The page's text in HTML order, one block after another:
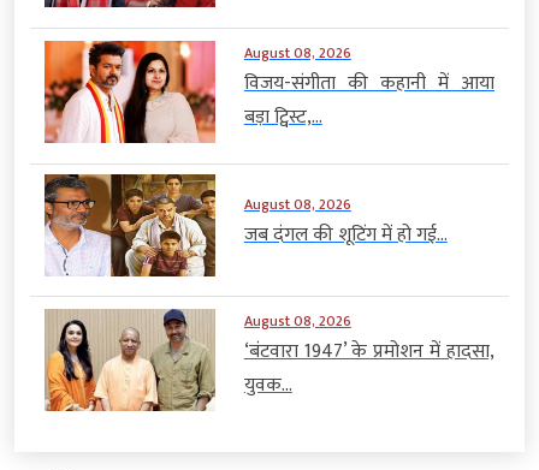
August 08, 2026
विजय-संगीता की कहानी में आया
बड़ा ट्विस्ट,...
August 08, 2026
जब दंगल की शूटिंग में हो गई...
August 08, 2026
‘बंटवारा 1947’ के प्रमोशन में हादसा,
युवक...